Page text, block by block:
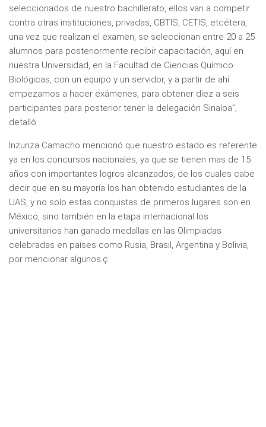
seleccionados de nuestro bachillerato, ellos van a competir
contra otras instituciones, privadas, CBTIS, CETIS, etcétera,
una vez que realizan el examen, se seleccionan entre 20 a 25
alumnos para posteriormente recibir capacitación, aquí en
nuestra Universidad, en la Facultad de Ciencias Químico
Biológicas, con un equipo y un servidor, y a partir de ahí
empezamos a hacer exámenes, para obtener diez a seis
participantes para posterior tener la delegación Sinaloa”,
detalló.
Inzunza Camacho mencionó que nuestro estado es referente
ya en los concursos nacionales, ya que se tienen mas de 15
años con importantes logros alcanzados, de los cuales cabe
decir que en su mayoría los han obtenido estudiantes de la
UAS, y no solo estas conquistas de primeros lugares son en
México, sino también en la etapa internacional los
universitarios han ganado medallas en las Olimpiadas
celebradas en países como Rusia, Brasil, Argentina y Bolivia,
por mencionar algunos.ç